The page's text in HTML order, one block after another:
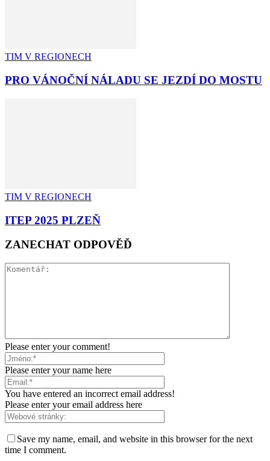
TIM V REGIONECH
PRO VÁNOČNÍ NÁLADU SE JEZDÍ DO MOSTU
TIM V REGIONECH
ITEP 2025 PLZEŇ
ZANECHAT ODPOVĚĎ
Please enter your comment!
Please enter your name here
You have entered an incorrect email address!
Please enter your email address here
Save my name, email, and website in this browser for the next
time I comment.